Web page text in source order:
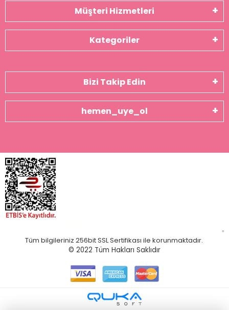
Müşteri Hizmetleri
Kategoriler
Bizi Takip Edin
hemen_uye_ol
Tüm bilgileriniz 256bit SSL Sertifikası ile korunmaktadır.
© 2022 Tüm Hakları Saklıdır